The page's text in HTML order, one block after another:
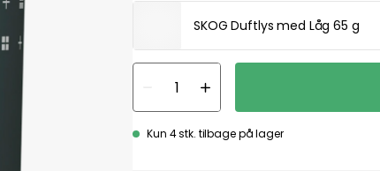
SKOG Duftlys med Låg 65 g
Kun 4 stk. tilbage på lager